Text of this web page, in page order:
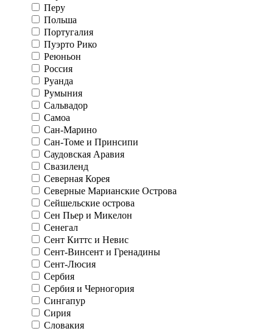
Перу
Польша
Португалия
Пуэрто Рико
Реюньон
Россия
Руанда
Румыния
Сальвадор
Самоа
Сан-Марино
Сан-Томе и Принсипи
Саудовская Аравия
Свазиленд
Северная Корея
Северные Марианские Острова
Сейшельские острова
Сен Пьер и Микелон
Сенегал
Сент Киттс и Невис
Сент-Винсент и Гренадины
Сент-Люсия
Сербия
Сербия и Черногория
Сингапур
Сирия
Словакия